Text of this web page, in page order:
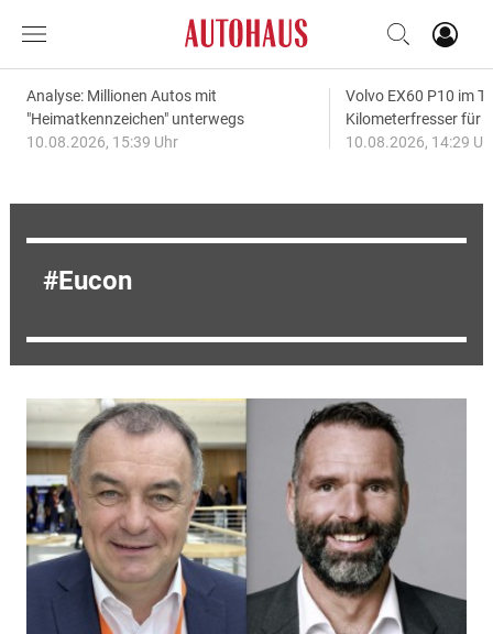
Analyse: Millionen Autos mit
"Heimatkennzeichen" unterwegs
10.08.2026, 15:39 Uhr
Volvo EX60 P10 im
Kilometerfresser für
10.08.2026, 14:29
Eucon